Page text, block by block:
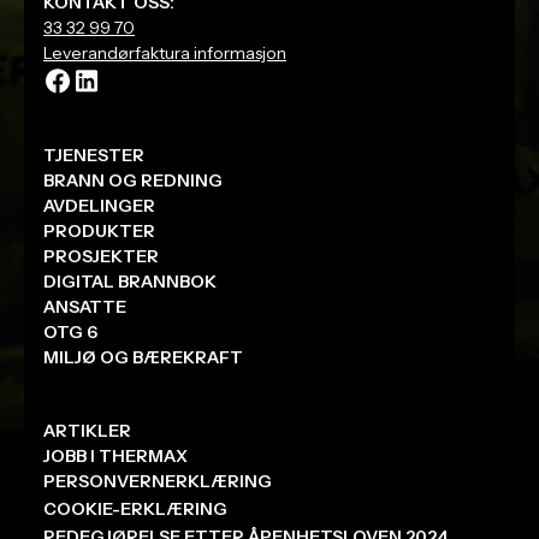
Hver ordre håndteres manuelt for å sikre riktige
produkter, oppdaterte leveringstider og korrekte
priser og alltid kvalitetssikret av våre fagfolk før du
signerer.
33 32 99 70
Leverandørfaktura informasjon
TJENESTER
BRANN OG REDNING
AVDELINGER
PRODUKTER
PROSJEKTER
DIGITAL BRANNBOK
ANSATTE
OTG 6
MILJØ OG BÆREKRAFT
ARTIKLER
JOBB I THERMAX
PERSONVERNERKLÆRING
COOKIE-ERKLÆRING